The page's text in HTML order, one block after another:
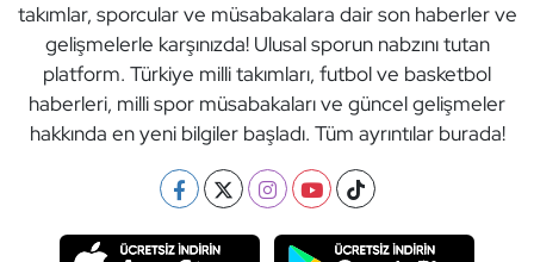
takımlar, sporcular ve müsabakalara dair son haberler ve
gelişmelerle karşınızda! Ulusal sporun nabzını tutan
platform. Türkiye milli takımları, futbol ve basketbol
haberleri, milli spor müsabakaları ve güncel gelişmeler
hakkında en yeni bilgiler başladı. Tüm ayrıntılar burada!